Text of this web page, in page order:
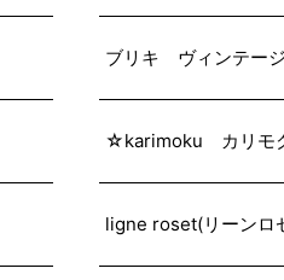
ブリキ ヴィンテー
☆karimoku カリモ
ligne roset(リーン